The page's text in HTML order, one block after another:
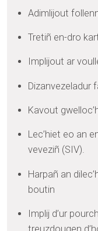
Adimlijout
Tretiñ en-dro
Implijout ar
Dizanvezeladur
Kavout
Lec’hiet eo an
veveziñ (SIV).
Harpañ an
boutin
Implij d’ur